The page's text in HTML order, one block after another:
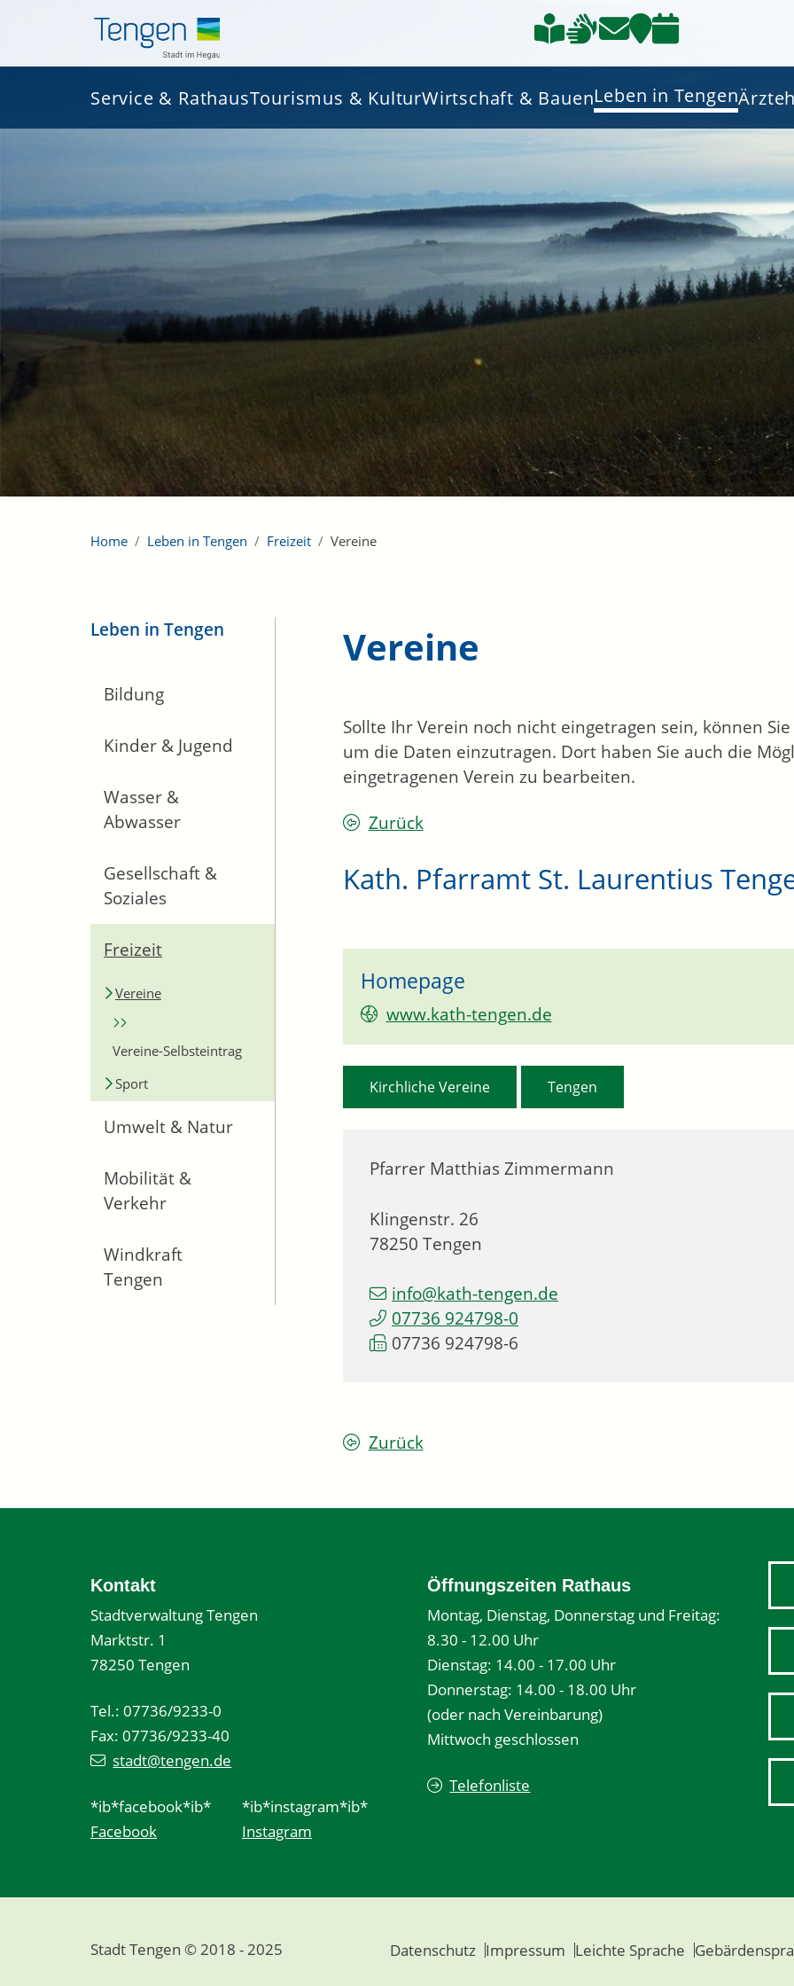
Service & RathausTourismus & KulturWirtschaft & BauenLeben in Tengen
Home Leben in Tengen Freizeit Vereine
Leben in Tengen
Bildung
Kinder & Jugend
Wasser &
Abwasser
Gesellschaft &
Soziales
Freizeit
Vereine
Vereine-Selbsteintrag
Sport
Umwelt & Natur
Mobilität &
Verkehr
Windkraft
Tengen
Vereine
Sollte Ihr Verein noch nicht eingetragen sein, können
um die Daten einzutragen. Dort haben Sie auch die
eingetragenen Verein zu bearbeiten.
Zurück
Kath. Pfarramt St. Laurentius
Homepage
www.kath-tengen.de
Pfarrer MatthiasZimmermann
Klingenstr. 26
78250 Tengen
info@kath-tengen.de
07736 924798-0
07736 924798-6
Kirchliche Vereine Tengen
Zurück
Kontakt
Stadtverwaltung Tengen
Marktstr. 1
78250 Tengen
Tel.: 07736/9233-0
Fax: 07736/9233-40
stadt@tengen.de
*ib*facebook*ib*
Facebook
*ib*instagram*ib*
Instagram
Öffnungszeiten Rathaus
Montag, Dienstag, Donnerstag und Freitag:
8.30 - 12.00 Uhr
Dienstag: 14.00 - 17.00 Uhr
Donnerstag: 14.00 - 18.00 Uhr
(oder nach Vereinbarung)
Mittwoch geschlossen
Telefonliste
Stadt Tengen © 2018 - 2025 Datenschutz Impressum Leichte Sprache